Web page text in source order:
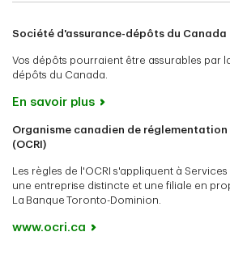
Société d'assurance-dépôts du Canada
Vos dépôts pourraient être assurables par
dépôts du Canada.
En savoir plus
Organisme canadien de réglementation
(OCRI)
Les règles de l'OCRI s'appliquent à Services
une entreprise distincte et une filiale en
La Banque Toronto-Dominion.
www.ocri.ca